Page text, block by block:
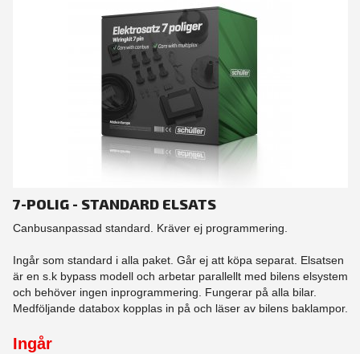
7-POLIG - STANDARD ELSATS
Canbusanpassad standard. Kräver ej programmering.
Ingår som standard i alla paket. Går ej att köpa separat. Elsatsen
är en s.k bypass modell och arbetar parallellt med bilens elsystem
och behöver ingen inprogrammering. Fungerar på alla bilar.
Medföljande databox kopplas in på och läser av bilens baklampor.
Ingår